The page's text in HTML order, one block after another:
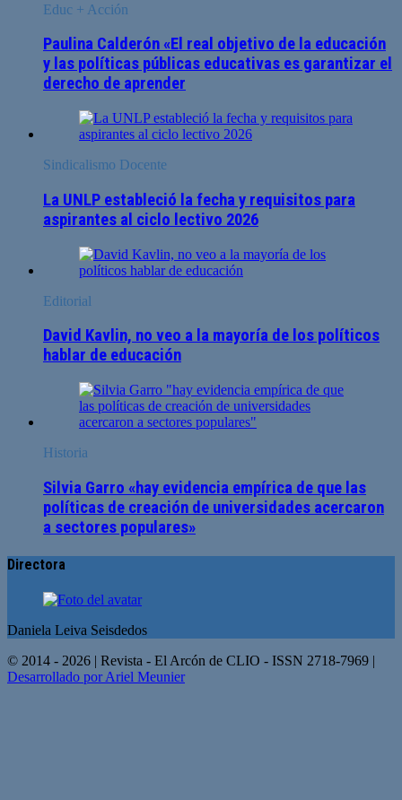
Educ + Acción
Paulina Calderón «El real objetivo de la educación
y las políticas públicas educativas es garantizar el
derecho de aprender
Sindicalismo Docente
La UNLP estableció la fecha y requisitos para
aspirantes al ciclo lectivo 2026
Editorial
David Kavlin, no veo a la mayoría de los políticos
hablar de educación
Historia
Silvia Garro «hay evidencia empírica de que las
políticas de creación de universidades acercaron
a sectores populares»
Directora
Daniela Leiva Seisdedos
© 2014 - 2026 | Revista - El Arcón de CLIO - ISSN 2718-7969 |
Desarrollado por Ariel Meunier